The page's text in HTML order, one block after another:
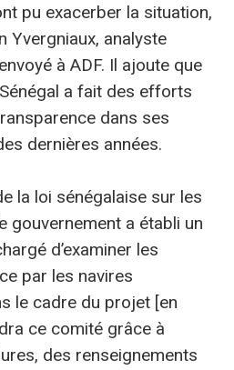
pu exacerber la situation,
Yvergniaux, analyste
à ADF. Il ajoute que
a fait des efforts
dans ses
dernières années.
la loi sénégalaise sur les
gouvernement a établi un
d’examiner les
par les navires
le cadre du projet [en
ce comité grâce à
des renseignements